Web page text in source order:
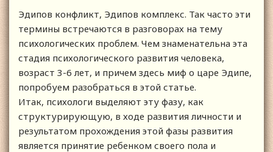
Эдипов конфликт, Эдипов комплекс. Так часто эти
термины встречаются в разговорах на тему
психологических проблем. Чем знаменательна эта
стадия психологического развития человека,
возраст 3-6 лет, и причем здесь миф о царе Эдипе,
попробуем разобраться в этой статье.
Итак, психологи выделяют эту фазу, как
структурирующую, в ходе развития личности и
результатом прохождения этой фазы развития
является принятие ребенком своего пола и